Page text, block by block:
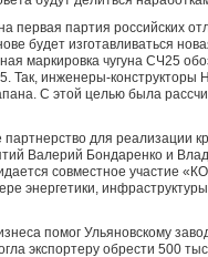
первая партия российских
будет изготавливаться
маркировка чугуна СЧ25
Так, инженеры-
С этой целью была
для реализации
Валерий Бондаренко и
совместное участие
энергетики,
помог Ульяновскому
экспортеру обрести 500